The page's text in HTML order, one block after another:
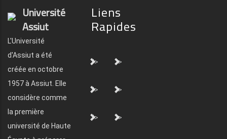
Université
Assiut
L'Université
d'Assiut a été
créée en octobre
1957 à Assiut. Elle
considère comme
la première
université de Haute
Liens
Rapides
"> ">
"> ">
"> ">